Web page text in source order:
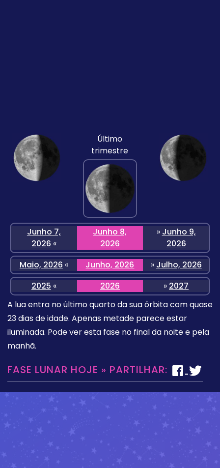
Último
trimestre
Junho 7,
2026 «
Junho 8,
2026
» Junho 9,
2026
Maio, 2026 « Junho, 2026 » Julho, 2026
2025 « 2026 » 2027
A lua entra no último quarto da sua órbita com quase
23 dias de idade. Apenas metade parece estar
iluminada. Pode ver esta fase no final da noite e pela
manhã.
FASE LUNAR HOJE » PARTILHAR: